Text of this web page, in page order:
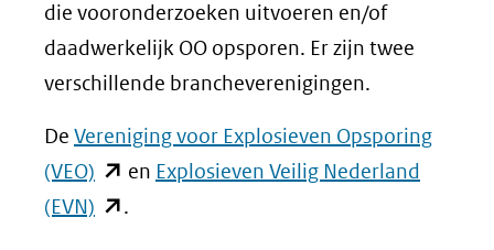
die vooronderzoeken uitvoeren en/of
daadwerkelijk OO opsporen. Er zijn twee
verschillende brancheverenigingen.
De Vereniging voor Explosieven Opsporing
(VEO) (opent
in
en Explosieven Veilig Nederland
(EVN) (opent
.